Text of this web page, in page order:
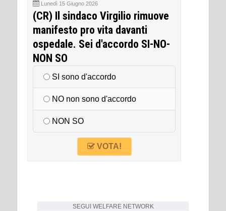
Lunedì 15 Giugno 2026
(CR) Il sindaco Virgilio rimuove
manifesto pro vita davanti
ospedale. Sei d'accordo SI-NO-
NON SO
SI sono d'accordo
NO non sono d'accordo
NON SO
VOTA!
SEGUI WELFARE NETWORK